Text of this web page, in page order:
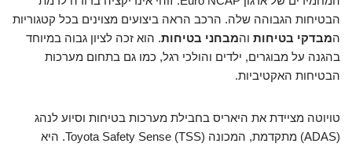
הבטיחות הגבוהה שלה. הרכב הראה ביצועים מצוינים בכל קטגוריות
המבדקי בטיחות והמבחני בטיחות. הוא זכה לציון גבוה במיוחד
בהגנה על מבוגרים, ילדים והולכי רגל, כמו גם בתחום מערכות
הבטיחות האקטיביות.
טויוטה מציידת את היאריס בחבילת מערכות בטיחות וסיוע לנהג
(ADAS) מתקדמת, המכונה Toyota Safety Sense (TSS). היא